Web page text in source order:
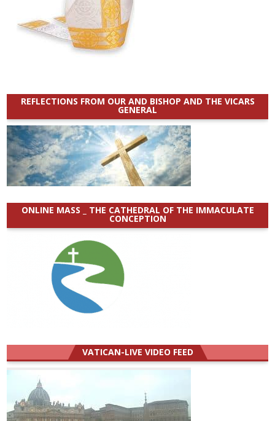
REFLECTIONS FROM OUR AND BISHOP AND THE VICARS
GENERAL
ONLINE MASS _ THE CATHEDRAL OF THE IMMACULATE
CONCEPTION
VATICAN-LIVE VIDEO FEED